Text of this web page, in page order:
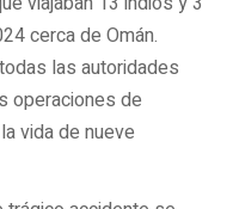
cerca de Omán.
las autoridades
operaciones de
vida de nueve